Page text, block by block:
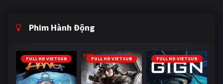
Phim Hành Động
FULL HD VIETSUB FULL HD VIETSUB FULL HD VIETSUB